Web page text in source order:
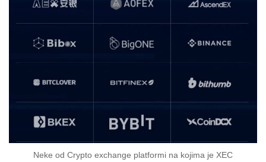
Neke od Crypto exchange platformi na kojima je XEC